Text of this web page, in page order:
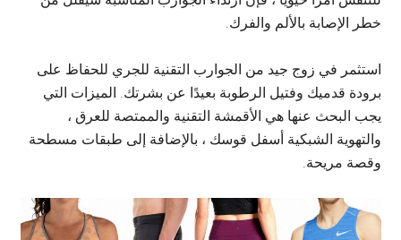
خطر الإصابة بالألم والفرك.
استثمر في زوج جيد من الجوارب التقنية للجري للحفاظ على
برودة قدميك وفتيل الرطوبة بعيدًا عن بشرتك. الميزات التي
يجب البحث عنها هي الأقمشة التقنية والممتصة للعرق ،
والتهوية الشبكية أسفل قوسك ، بالإضافة إلى طبقات مسطحة
وقصة مريحة.